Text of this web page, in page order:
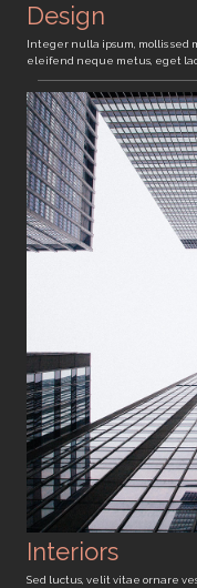
Design
Integer nulla ipsum, mollis sed
eleifend neque metus, eget
Interiors
Sed luctus, velit vitae ornare